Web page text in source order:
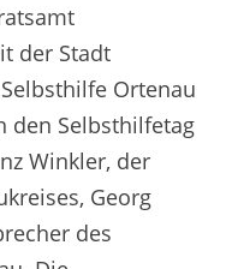
der Stadt
Ortenau
den Selbsthilfetag
Winkler, der
Georg
des